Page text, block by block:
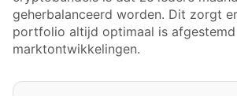
geherbalanceerd worden. Dit zorgt
portfolio altijd optimaal is
marktontwikkelingen.